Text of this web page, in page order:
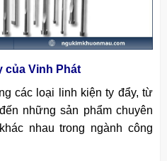
của Vinh Phát
các loại linh kiện ty đẩy, từ
những sản phẩm chuyên
nhau trong ngành công